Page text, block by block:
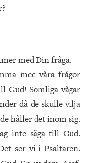
med Din fråga.
med våra frågor
Gud! Somliga vågar
då de skulle vilja
håller det inom sig.
inte säga till Gud.
ser vi i Psaltaren.